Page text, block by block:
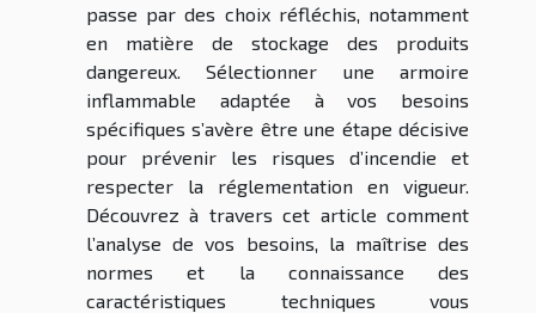
passe par des choix réfléchis, notamment
en matière de stockage des produits
dangereux. Sélectionner une armoire
inflammable adaptée à vos besoins
spécifiques s’avère être une étape décisive
pour prévenir les risques d’incendie et
respecter la réglementation en vigueur.
Découvrez à travers cet article comment
l’analyse de vos besoins, la maîtrise des
normes et la connaissance des
caractéristiques techniques vous